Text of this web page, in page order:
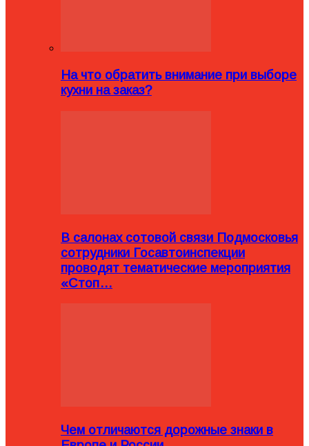
На что обратить внимание при выборе
кухни на заказ?
В салонах сотовой связи Подмосковья
сотрудники Госавтоинспекции
проводят тематические мероприятия
«Стоп…
Чем отличаются дорожные знаки в